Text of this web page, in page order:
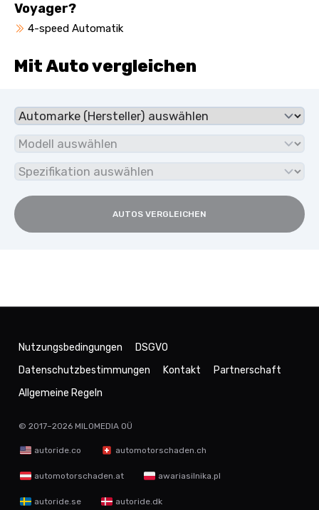
Voyager?
4-speed Automatik
Mit Auto vergleichen
AUTOS VERGLEICHEN
Nutzungsbedingungen
DSGVO
Datenschutzbestimmungen
Kontakt
Partnerschaft
Allgemeine Regeln
© 2017–2026 MILOMEDIA OÜ
autoride.co automotorschaden.ch
automotorschaden.at awariasilnika.pl
autoride.se autoride.dk